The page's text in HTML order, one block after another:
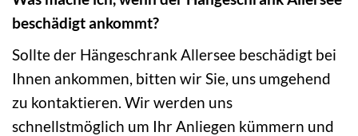
beschädigt ankommt?
Sollte der Hängeschrank Allersee beschädigt bei
Ihnen ankommen, bitten wir Sie, uns umgehend
zu kontaktieren. Wir werden uns
schnellstmöglich um Ihr Anliegen kümmern und